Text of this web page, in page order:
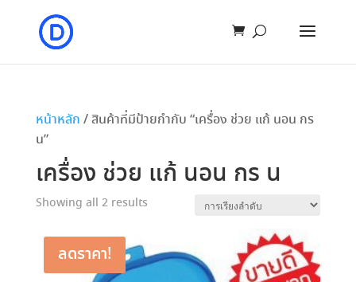
หน้าหลัก / สินค้าที่มีป้ายกำกับ “เครื่อง ช่วย แก้ นอน กร
น”
เครื่อง ช่วย แก้ นอน กร น
Showing all 2 results
ลดราคา!